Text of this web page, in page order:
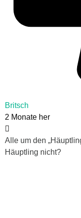
Britsch
2 Monate her
Alle um den
Häuptling nicht?